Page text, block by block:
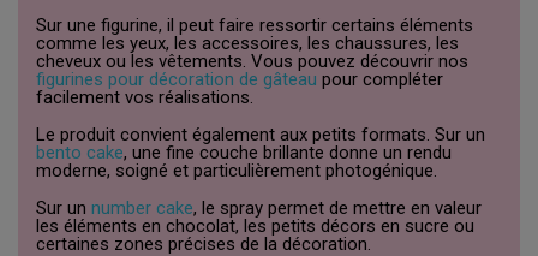
Sur une figurine, il peut faire ressortir certains éléments
comme les yeux, les accessoires, les chaussures, les
cheveux ou les vêtements. Vous pouvez découvrir nos
figurines pour décoration de gâteau pour compléter
facilement vos réalisations.
Le produit convient également aux petits formats. Sur un
bento cake, une fine couche brillante donne un rendu
moderne, soigné et particulièrement photogénique.
Sur un number cake, le spray permet de mettre en valeur
les éléments en chocolat, les petits décors en sucre ou
certaines zones précises de la décoration.